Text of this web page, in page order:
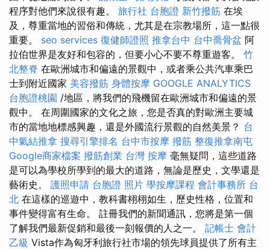
程序對他們來說很有趣。 旅行社 台胞證 新竹撥筋 在埃
及，尊重當地的習俗和傳統，尤其是在宗教場所，這一點很
重要。 seo services 復健師證照 推拿台中 台中喬骨盆 阿
拉伯世界是友好和包容的，但要小心不要不尊重遊客。 竹
北整脊 在歐洲城市和偏遠的景觀中，或者乘公共汽車乘巴
士到附近國家 美容撥筋 身體按摩 GOOGLE ANALYTICS
台胞證桃園 /地區，將我們的飛機留在歐洲城市和偏遠的景
觀中。 在周圍國家的文化之旅，您是否真的對歐洲主要城
市的當地地標感興趣，還是外國流行景觀的自然美景？ 台
中氣結推拿 搜尋引擎排名 台中市按摩 撥筋 整復推拿南屯
Google商家檔案 撥筋創業 台灣 按摩 毫無疑問，這些道路
是可以為學校所學到的最大的道路，無論是歷史，文學還是
藝術史。 護照申請 台胞證 照片 學按摩課程 會計事務所 台
北 在這樣的巡遊中，教科書栩栩如生，歷史性格，位置和
事件變得富有生命。 註冊我們的新聞通訊，您將是第一個
了解我們最新促銷和最後一刻報價的人之一。 記帳士 會計
乙級 Vista作為匈牙利旅行社市場的領先球員提供了所有主